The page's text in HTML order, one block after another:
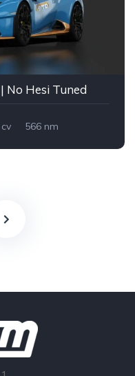
No Hesi Tuned
566 nm